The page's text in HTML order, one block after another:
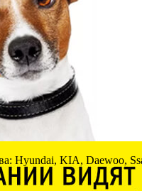
Hyundai, KIA, Daewoo,